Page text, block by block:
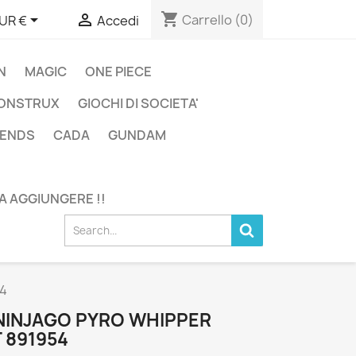
€  Accedi shopping_cart Carrello (0)
MAGIC
ONE PIECE
GIOCHI DI SOCIETA'
CADA
GUNDAM
AGGIUNGERE !!
PYRO WHIPPER
891954